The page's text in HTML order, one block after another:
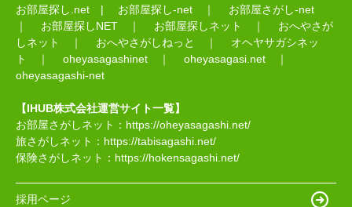
お部屋探し.net | お部屋探し-net ｜ お部屋さがし-net
｜ お部屋探しNET ｜ お部屋探しネット ｜ おへやさが
しネット
｜ おへやさがしねっと ｜ オヘヤサガシネッ
ト
｜ oheyasagashinet ｜ oheyasagasi.net ｜
oheyasagashi-net
【IHUB株式会社運営サイト一覧】
お部屋さがしネット： https://oheyasagashi.net/
旅さがしネット： https://tabisagashi.net/
保険さがしネット： https://hokensagashi.net/
採用ページ